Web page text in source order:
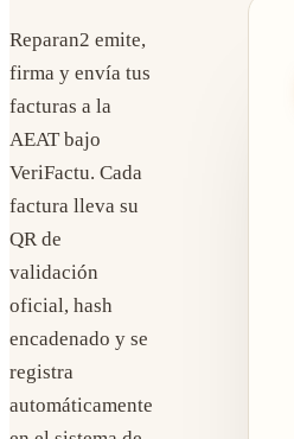
Reparan2 emite,
firma y envía tus
facturas a la
AEAT bajo
VeriFactu. Cada
factura lleva su
QR de
validación
oficial, hash
encadenado y se
registra
automáticamente